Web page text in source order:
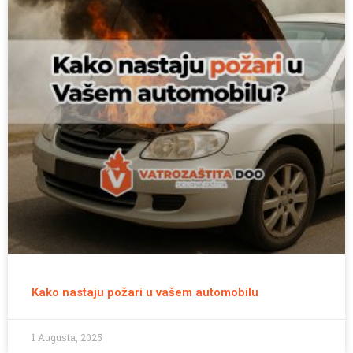
Kako nastaju požari u vašem automobilu
1 Augusta, 2025